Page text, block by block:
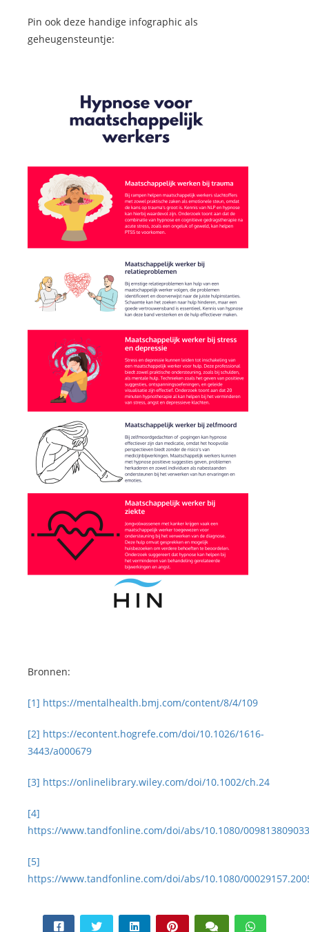
Pin ook deze handige infographic als
geheugensteuntje:
Bronnen:
[1] https://mentalhealth.bmj.com/content/8/4/109
[2] https://econtent.hogrefe.com/doi/10.1026/1616-
3443/a000679
[3] https://onlinelibrary.wiley.com/doi/10.1002/ch.24
[4]
https://www.tandfonline.com/doi/abs/10.1080/
[5]
https://www.tandfonline.com/doi/abs/10.1080/